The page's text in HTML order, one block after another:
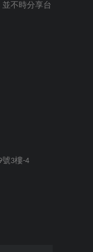
不時分享台
3樓-4